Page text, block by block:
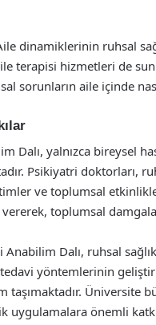
dinamiklerinin ruhsal
terapisi hizmetleri de
sorunların aile içinde
Dalı, yalnızca bireysel
Psikiyatri doktorları,
ve toplumsal
toplumsal
Dalı, ruhsal
tedavi yöntemlerinin
taşımaktadır.
uygulamalara önemli